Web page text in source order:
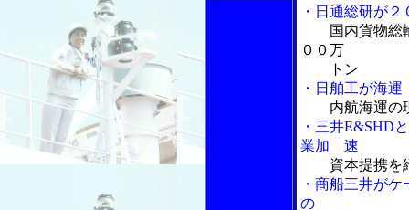
・日通総研が
国内貨物総
００万
トン
・日舶工が海
内航海運の
・三井E&SHD
業加 速
資本提携を
・商船三井が
の